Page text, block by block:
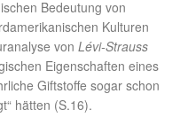
Bedeutung von
Kulturen
von Lévi-Strauss
Eigenschaften eines
Giftstoffe sogar schon
hätten (S.16).